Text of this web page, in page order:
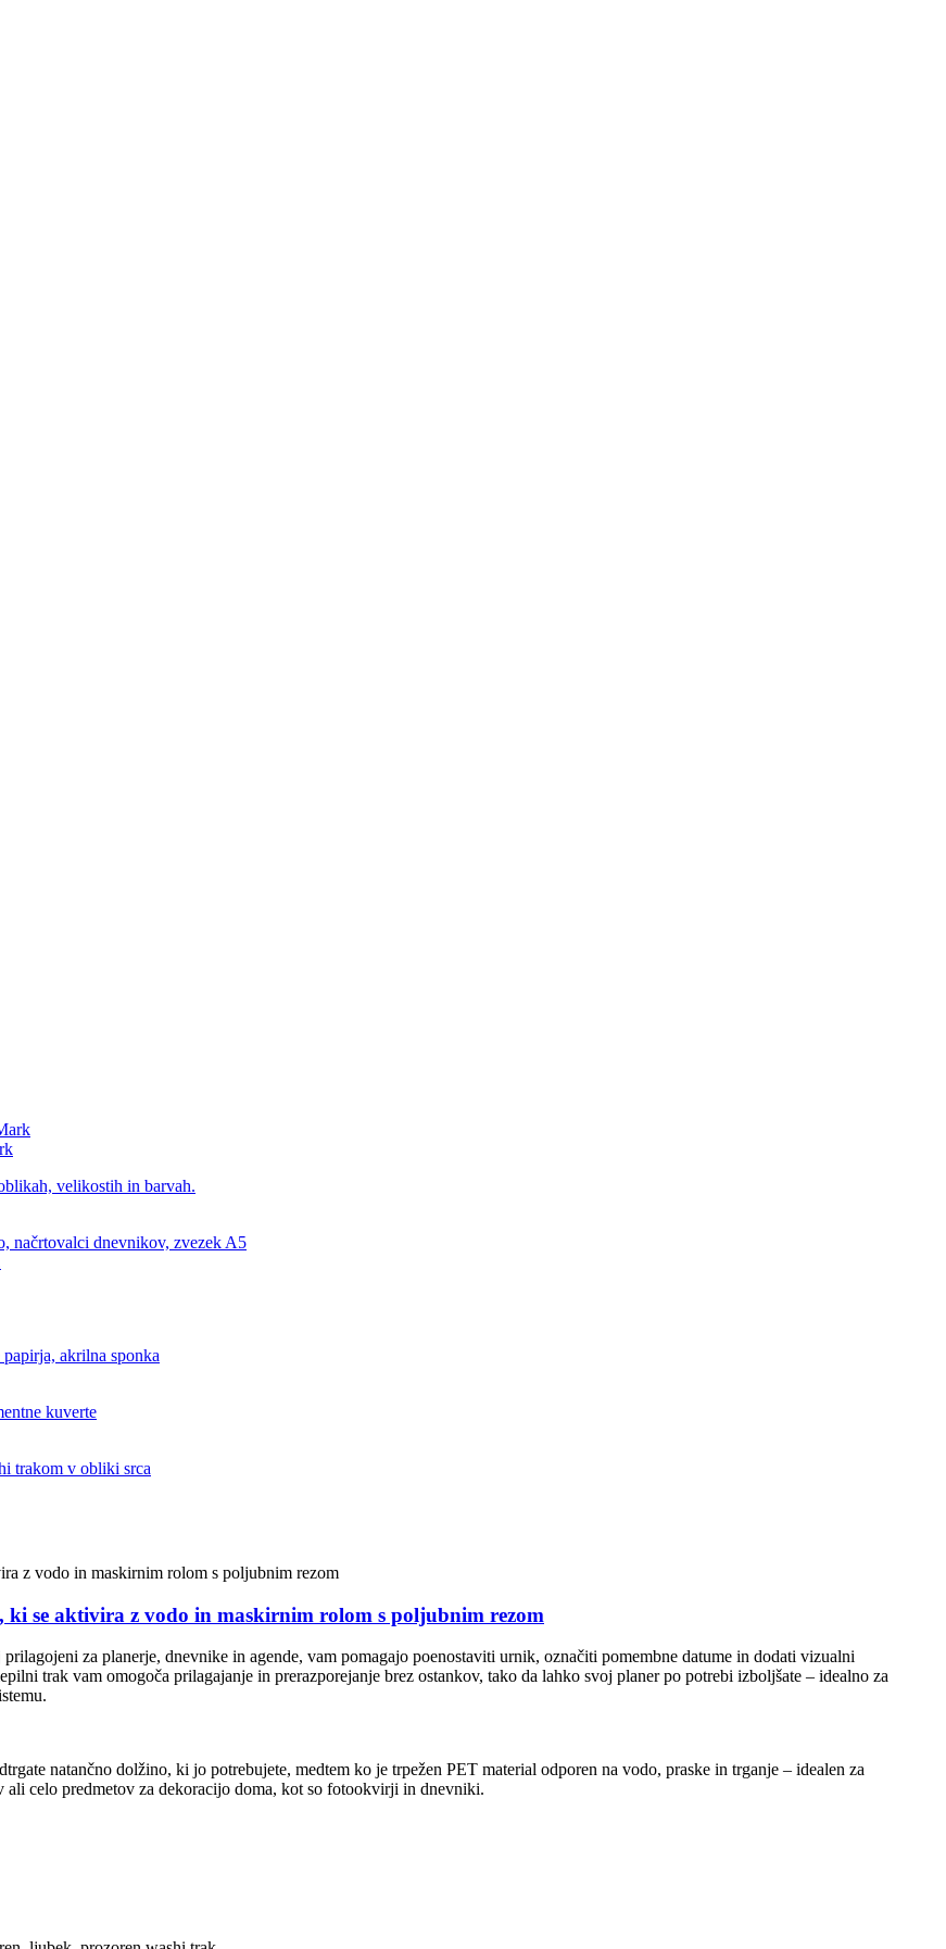
se aktivira z vodo in maskirnim rolom s poljubnim rezom
za planerje, dnevnike in agende, vam pomagajo poenostaviti urnik, označiti pomembne datume in dodati vizualni
trak vam omogoča prilagajanje in prerazporejanje brez ostankov, tako da lahko svoj planer po potrebi izboljšate – idealno za
natančno dolžino, ki jo potrebujete, medtem ko je trpežen PET material odporen na vodo, praske in trganje – idealen za
celo predmetov za dekoracijo doma, kot so fotookvirji in dnevniki.